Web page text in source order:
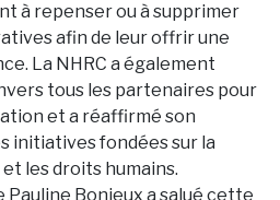
à repenser ou à supprimer
afin de leur offrir une
La NHRC a également
tous les partenaires pour
et a réaffirmé son
initiatives fondées sur la
les droits humains.
Pauline Bonieux a salué cette